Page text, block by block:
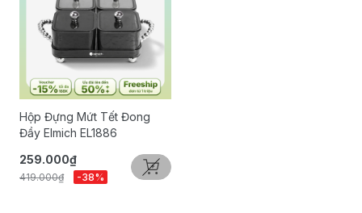
Hộp Đựng Mứt Tết Đong
Đầy Elmich EL1886
259.000₫
419.000₫ -38%